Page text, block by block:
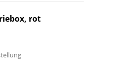
rot